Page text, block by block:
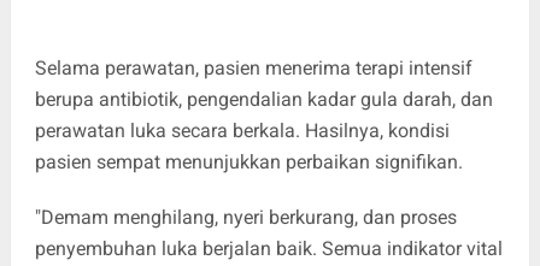
Selama perawatan, pasien menerima terapi intensif
berupa antibiotik, pengendalian kadar gula darah, dan
perawatan luka secara berkala. Hasilnya, kondisi
pasien sempat menunjukkan perbaikan signifikan.
"Demam menghilang, nyeri berkurang, dan proses
penyembuhan luka berjalan baik. Semua indikator vital